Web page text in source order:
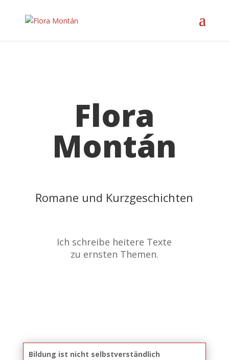
Flora
Montán
Romane und Kurzgeschichten
Ich schreibe heitere Texte
zu ernsten Themen.
Bildung ist nicht selbstverständlich